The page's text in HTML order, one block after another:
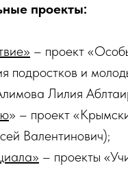
проекты:
– проект
подростков и
Лилия
» – проект
Валентинович);
– проекты